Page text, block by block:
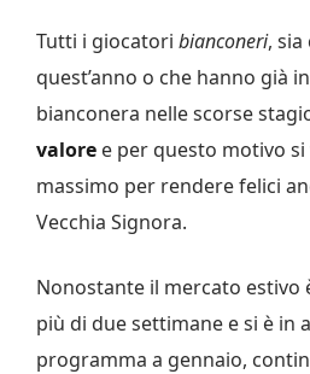
Tutti i giocatori bianconeri,
quest’anno o che hanno già
bianconera nelle scorse
valore e per questo motivo
massimo per rendere felici
Vecchia Signora.
Nonostante il mercato estivo
più di due settimane e si è in
programma a gennaio,